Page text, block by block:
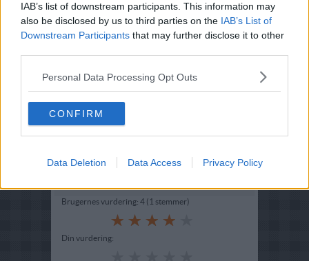
IAB’s list of downstream participants. This information may
also be disclosed by us to third parties on the IAB’s List of
Downstream Participants that may further disclose it to other
Personal Data Processing Opt Outs
CONFIRM
Data Deletion Data Access Privacy Policy
Opskriftsinfo
Frokost
Indsendt af : Anne25
Bedøm retten
Brugernes vurdering: 4 (1 stemmer)
Din vurdering: